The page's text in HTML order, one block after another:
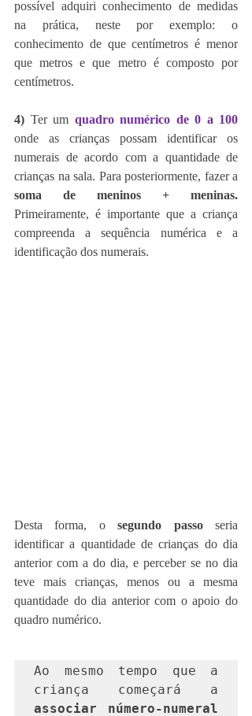
possível adquiri conhecimento de medidas
na prática, neste por exemplo: o
conhecimento de que centímetros é menor
que metros e que metro é composto por
centímetros.
4) Ter um quadro numérico de 0 a 100
onde as crianças possam identificar os
numerais de acordo com a quantidade de
soma de meninos + meninas.
Primeiramente, é importante que a criança
compreenda a sequência numérica e a
identificação dos numerais.
Desta forma, o segundo passo seria
identificar a quantidade de crianças do dia
anterior com a do dia, e perceber se no dia
teve mais crianças, menos ou a mesma
quantidade do dia anterior com o apoio do
quadro numérico.
Ao mesmo tempo que a
associar número-numeral